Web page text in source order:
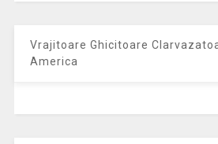
Vrajitoare Ghicitoare
America